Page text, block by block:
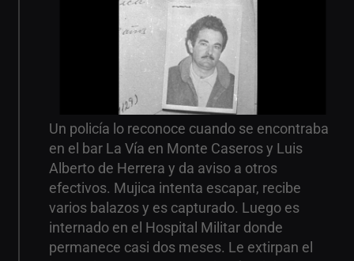
Un policía lo reconoce cuando se encontraba
en el bar La Vía en Monte Caseros y Luis
Alberto de Herrera y da aviso a otros
efectivos. Mujica intenta escapar, recibe
varios balazos y es capturado. Luego es
internado en el Hospital Militar donde
permanece casi dos meses. Le extirpan el